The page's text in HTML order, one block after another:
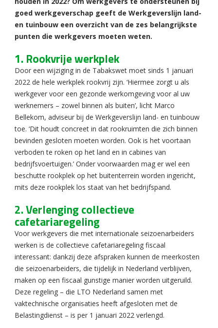
goed werkgeverschap geeft de Werkgeverslijn land-
en tuinbouw een overzicht van de zes belangrijkste
punten die werkgevers moeten weten.
1. Rookvrije werkplek
Door een wijziging in de Tabakswet moet sinds 1 januari
2022 de hele werkplek rookvrij zijn. ‘Hiermee zorgt u als
werkgever voor een gezonde werkomgeving voor al uw
werknemers – zowel binnen als buiten’, licht Marco
Bellekom, adviseur bij de Werkgeverslijn land- en tuinbouw
toe. ‘Dit houdt concreet in dat rookruimten die zich binnen
bevinden gesloten moeten worden. Ook is het voortaan
verboden te roken op het land en in cabines van
bedrijfsvoertuigen.’ Onder voorwaarden mag er wel een
beschutte rookplek op het buitenterrein worden ingericht,
mits deze rookplek los staat van het bedrijfspand.
2. Verlenging collectieve
cafetariaregeling
Voor werkgevers die met internationale seizoenarbeiders
werken is de collectieve cafetariaregeling fiscaal
interessant: dankzij deze afspraken kunnen de meerkosten
die seizoenarbeiders, die tijdelijk in Nederland verblijven,
maken op een fiscaal gunstige manier worden uitgeruild.
Deze regeling – die LTO Nederland samen met
vaktechnische organisaties heeft afgesloten met de
Belastingdienst – is per 1 januari 2022 verlengd.